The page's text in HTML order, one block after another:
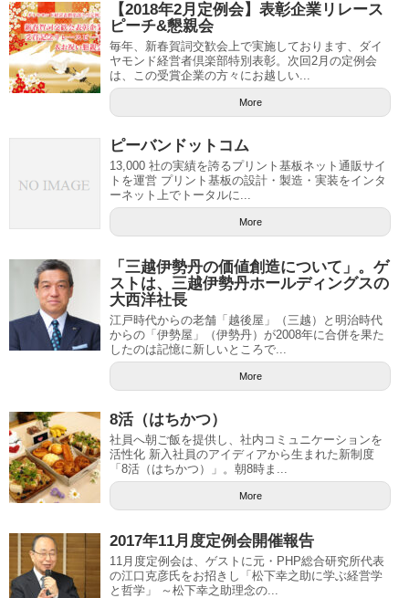
【2018年2月定例会】表彰企業リレース
ピーチ&懇親会
毎年、新春賀詞交歓会上で実施しております、ダイ
ヤモンド経営者倶楽部特別表彰。次回2月の定例会
は、この受賞企業の方々にお越しい...
More
ピーバンドットコム
13,000 社の実績を誇るプリント基板ネット通販サイ
トを運営 プリント基板の設計・製造・実装をインタ
ーネット上でトータルに...
More
「三越伊勢丹の価値創造について」。ゲ
ストは、三越伊勢丹ホールディングスの
大西洋社長
江戸時代からの老舗「越後屋」（三越）と明治時代
からの「伊勢屋」（伊勢丹）が2008年に合併を果た
したのは記憶に新しいところで...
More
8活（はちかつ）
社員へ朝ご飯を提供し、社内コミュニケーションを
活性化 新入社員のアイディアから生まれた新制度
「8活（はちかつ）」。朝8時ま...
More
2017年11月度定例会開催報告
11月度定例会は、ゲストに元・PHP総合研究所代表
の江口克彦氏をお招きし「松下幸之助に学ぶ経営学
と哲学」 ～松下幸之助理念の...